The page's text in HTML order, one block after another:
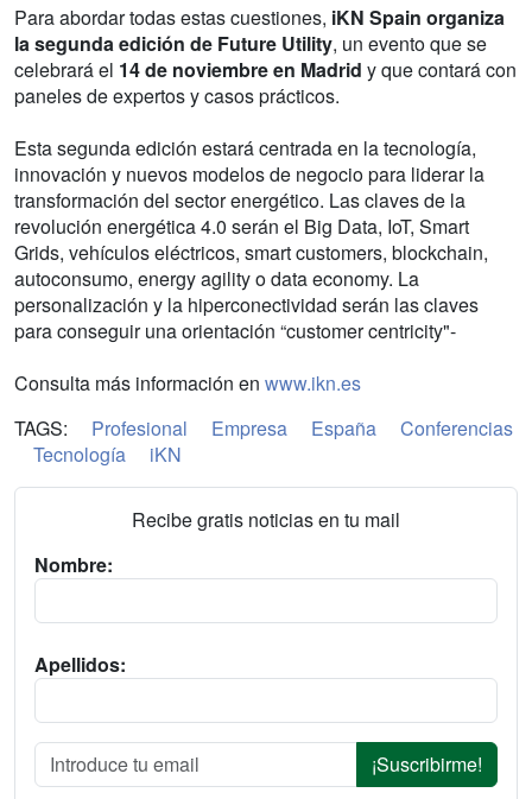
Para abordar todas estas cuestiones, iKN Spain organiza
la segunda edición de Future Utility, un evento que se
celebrará el 14 de noviembre en Madrid y que contará con
paneles de expertos y casos prácticos.
Esta segunda edición estará centrada en la tecnología,
innovación y nuevos modelos de negocio para liderar la
transformación del sector energético. Las claves de la
revolución energética 4.0 serán el Big Data, IoT, Smart
Grids, vehículos eléctricos, smart customers, blockchain,
autoconsumo, energy agility o data economy. La
personalización y la hiperconectividad serán las claves
para conseguir una orientación “customer centricity"-
Consulta más información en www.ikn.es
TAGS:
Profesional Empresa España
Conferencias
Tecnología
iKN
Recibe gratis noticias en tu mail
Nombre:
Apellidos:
¡Suscribirme!